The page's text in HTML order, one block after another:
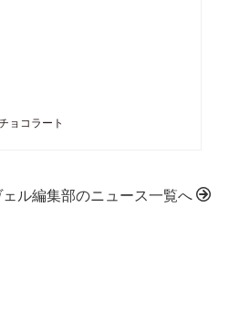
ョコラート
ェル編集部のニュース一覧へ